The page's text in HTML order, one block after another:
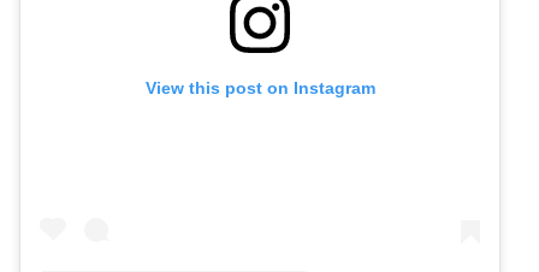
View this post on Instagram